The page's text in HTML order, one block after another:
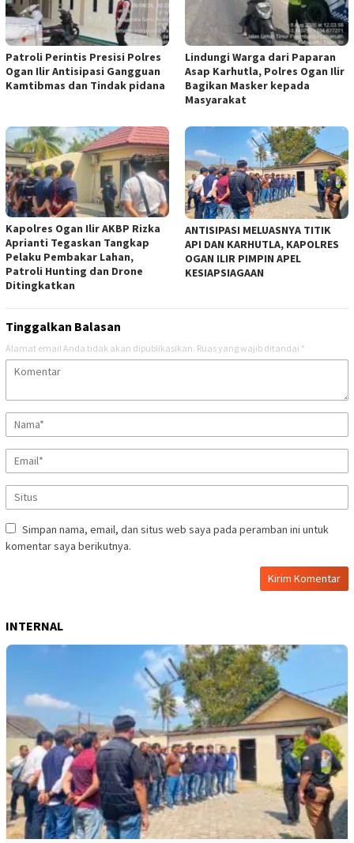
Patroli Perintis Presisi Polres
Ogan Ilir Antisipasi Gangguan
Kamtibmas dan Tindak pidana
Lindungi Warga dari Paparan
Asap Karhutla, Polres Ogan Ilir
Bagikan Masker kepada
Masyarakat
Kapolres Ogan Ilir AKBP Rizka
Aprianti Tegaskan Tangkap
Pelaku Pembakar Lahan,
Patroli Hunting dan Drone
Ditingkatkan
ANTISIPASI MELUASNYA TITIK
API DAN KARHUTLA, KAPOLRES
OGAN ILIR PIMPIN APEL
KESIAPSIAGAAN
Tinggalkan Balasan
Alamat email Anda tidak akan dipublikasikan. Ruas yang wajib ditandai *
Simpan nama, email, dan situs web saya pada peramban ini untuk
komentar saya berikutnya.
INTERNAL